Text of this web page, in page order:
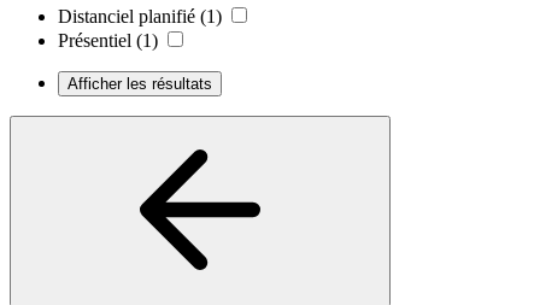
Distanciel planifié (1)
Présentiel (1)
Afficher les résultats